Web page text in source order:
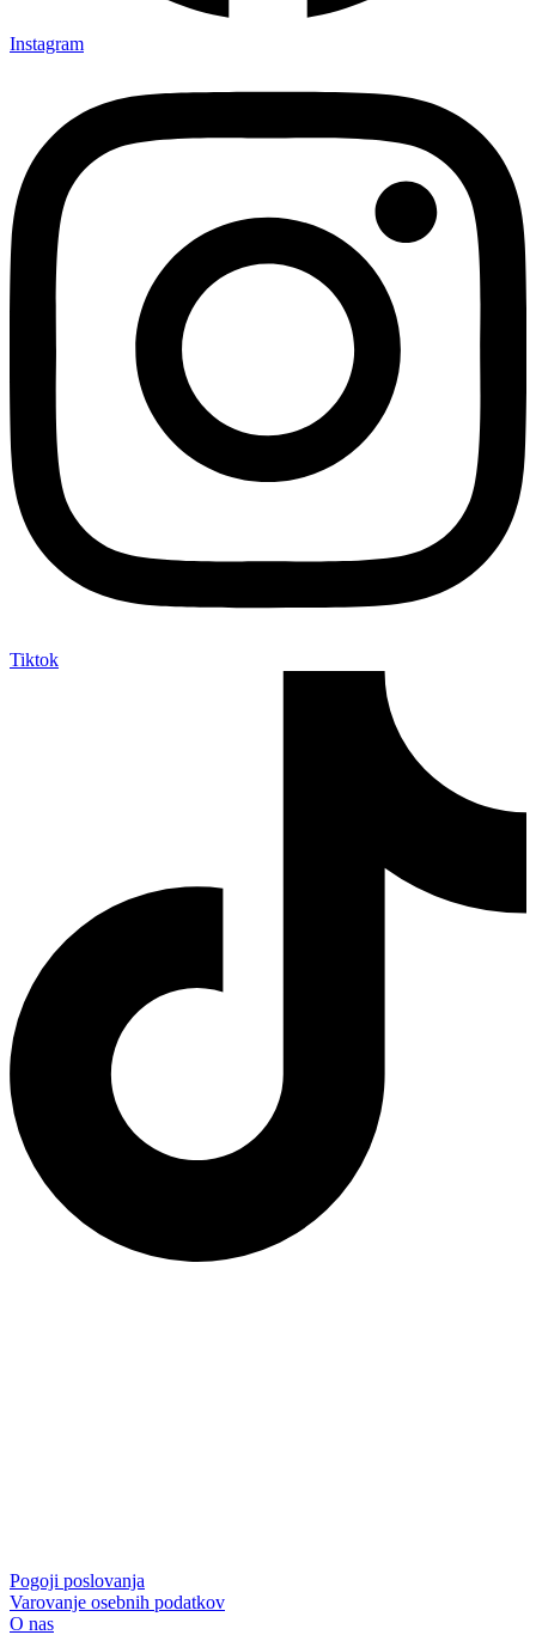
Instagram
Tiktok
Pogoji poslovanja
Varovanje osebnih podatkov
O nas